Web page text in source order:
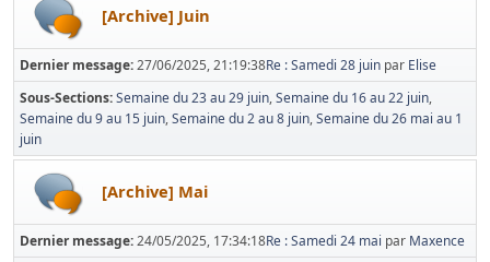
[Archive] Juin
Dernier message:27/06/2025, 21:19:38Re : Samedi 28 juin par Elise
Sous-Sections Semaine du 23 au 29 juin Semaine du 16 au 22 juin
Semaine du 9 au 15 juin Semaine du 2 au 8 juin Semaine du 26 mai au 1
juin
[Archive] Mai
Dernier message:24/05/2025, 17:34:18Re : Samedi 24 mai par Maxence